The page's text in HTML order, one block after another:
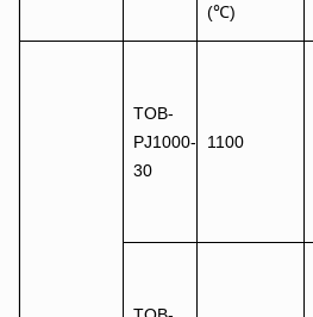
(℃)
TOB-
PJ1000-
30
1100